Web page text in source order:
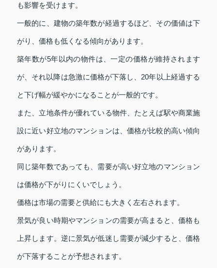
も影響を受けます。
一般的に、建物の築年数が経過するほど、その価値は下
がり、価格も低くなる傾向があります。
築年数が5年以内の物件は、一定の価格が維持されます
が、それ以降は急激に価格が下落し、20年以上経過する
と下げ幅が緩やかになることが一般的です。
また、立地条件が優れている物件、たとえば駅や商業施
設に近い好立地のマンションは、価格が比較的高い傾向
があります。
同じ築年数であっても、需要が高い好立地のマンション
は価格が下がりにくいでしょう。
価格は市場の需要と供給にも大きく左右されます。
景気が良い時期やマンションの需要が高まると、価格も
上昇します。逆に景気が低迷し需要が減少すると、価格
が下落することが予想されます。